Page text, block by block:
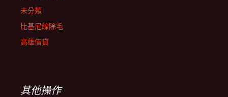
未分類
比基尼線除毛
高雄借貸
其他操作